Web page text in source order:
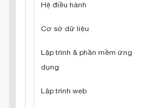
Hệ điều hành
Cơ sở dữ liệu
Lập trình & phần mềm ứng
dụng
Lập trình web